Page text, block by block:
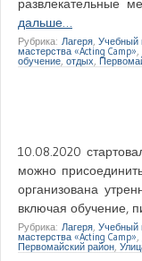
развлекательные
дальше…
Рубрика: Лагеря Учебный
мастерства «Acting Camp»
обучение отдых
10.08.2020
можно
организована
включая обучение,
Рубрика: Лагеря Учебный
мастерства «Acting Camp»
Первомайский район